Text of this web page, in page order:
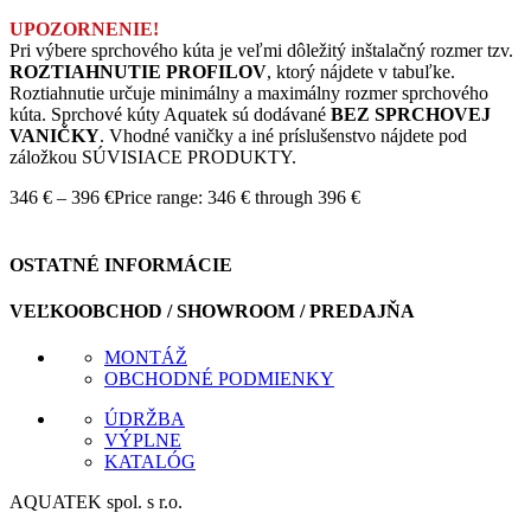
UPOZORNENIE!
Pri výbere sprchového kúta je veľmi dôležitý inštalačný rozmer tzv.
ROZTIAHNUTIE PROFILOV, ktorý nájdete v tabuľke.
Roztiahnutie určuje minimálny a maximálny rozmer sprchového
kúta. Sprchové kúty Aquatek sú dodávané BEZ SPRCHOVEJ
VANIČKY. Vhodné vaničky a iné príslušenstvo nájdete pod
záložkou SÚVISIACE PRODUKTY.
346 € – 396 €Price range: 346 € through 396 €
OSTATNÉ INFORMÁCIE
VEĽKOOBCHOD / SHOWROOM / PREDAJŇA
MONTÁŽ
OBCHODNÉ PODMIENKY
ÚDRŽBA
VÝPLNE
KATALÓG
AQUATEK spol. s r.o.